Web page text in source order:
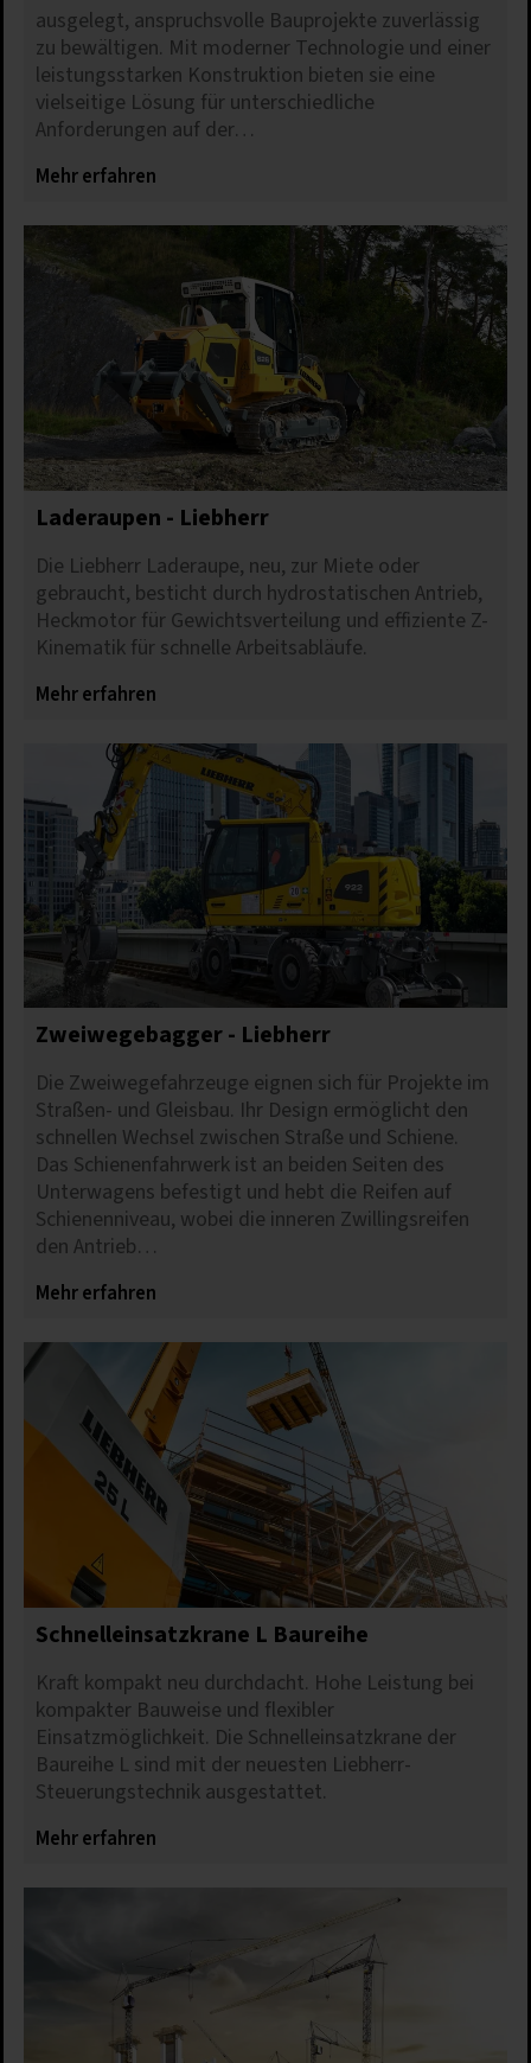
ausgelegt, anspruchsvolle Bauprojekte zuverlässig
zu bewältigen. Mit moderner Technologie und einer
leistungsstarken Konstruktion bieten sie eine
vielseitige Lösung für unterschiedliche
Anforderungen auf der…
Mehr erfahren
Laderaupen - Liebherr
Die Liebherr Laderaupe, neu, zur Miete oder
gebraucht, besticht durch hydrostatischen Antrieb,
Heckmotor für Gewichtsverteilung und effiziente Z-
Kinematik für schnelle Arbeitsabläufe.
Mehr erfahren
Zweiwegebagger - Liebherr
Die Zweiwegefahrzeuge eignen sich für Projekte im
Straßen- und Gleisbau. Ihr Design ermöglicht den
schnellen Wechsel zwischen Straße und Schiene.
Das Schienenfahrwerk ist an beiden Seiten des
Unterwagens befestigt und hebt die Reifen auf
Schienenniveau, wobei die inneren Zwillingsreifen
den Antrieb…
Mehr erfahren
Schnelleinsatzkrane L Baureihe
Kraft kompakt neu durchdacht. Hohe Leistung bei
kompakter Bauweise und flexibler
Einsatzmöglichkeit. Die Schnelleinsatzkrane der
Baureihe L sind mit der neuesten Liebherr-
Steuerungstechnik ausgestattet.
Mehr erfahren